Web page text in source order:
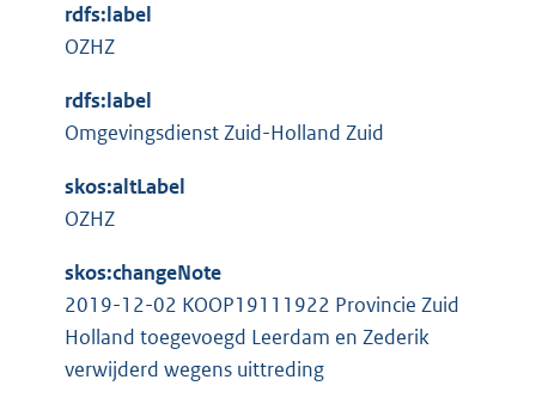
e
i
n
:
t
e
n
l
i
k
:
rdfs:label
OZHZ
rdfs:label
Omgevingsdienst Zuid-Holland Zuid
skos:altLabel
OZHZ
skos:changeNote
2019-12-02 KOOP19111922 Provincie Zuid
Holland toegevoegd Leerdam en Zederik
verwijderd wegens uittreding